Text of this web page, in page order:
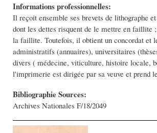
Informations professionnelles:
Il reçoit ensemble ses brevets de lithographe
dont les dettes risquent de le mettre en faillite
la faillite. Toutefois, il obtient un concordat et
administratifs (annuaires), universitaires
divers ( médecine, viticulture, histoire locale,
l'imprimerie est dirigée par sa veuve et prend
Bibliographie Sources:
Archives Nationales F/18/2049